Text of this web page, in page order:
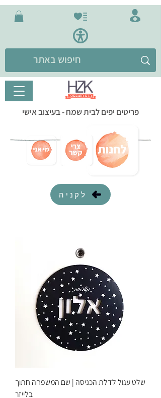
פריטים יפים לבית שמח - בעיצוב אישי
לקניה
שלט עגול לדלת הכניסה | שם המשפחה חתוך
בלייזר